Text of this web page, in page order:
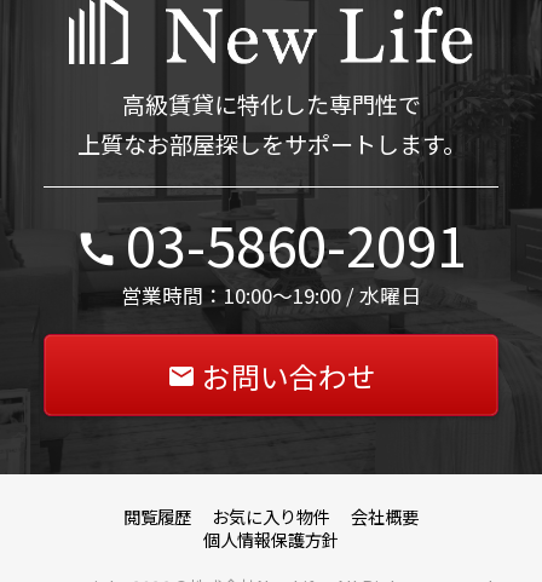
高級賃貸に特化した専門性で
上質なお部屋探しをサポートします。
03-5860-2091
営業時間：10:00～19:00 / 水曜日
お問い合わせ
閲覧履歴 お気に入り物件
会社概要
個人情報保護方針